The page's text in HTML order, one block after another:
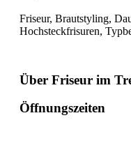
Friseur, Brautstyling,
Hochsteckfrisuren,
Über Friseur im
Öffnungszeiten